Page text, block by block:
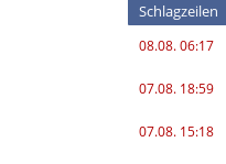
Schlagzeilen
08.08. 06:17
07.08. 18:59
07.08. 15:18